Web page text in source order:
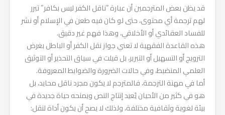
قد يظن بعض المترجمين أن عبارة “ناقل الكفر ليس بكافر” تبرر
لهم ترجمة أي محتوى، حتى لو كان فيه طعن في الإسلام أو نشر
للفساد العقائدي أو الأخلاقي، وهذا فهم غير دقيق.
هذه القاعدة الفقهية لا تعني جواز نقل الكفر أو الباطل بغرض
الترويج أو التسهيل أو التبرير، بل قيلت في سياق التحذير أو التوثيق
العلمي المنضبط، وفي حالات الضرورة والضوابط المعروفة.
أما في مهنة الترجمة، فالمترجم لا يكون مجرد ناقل محايد، بل
هو في كثير من الأحيان يُعيد إنتاج النص ويمنحه حياة جديدة في
بيئة لغوية وثقافية مختلفة، ولذلك لا يصح أن يكون أداة لنقل: